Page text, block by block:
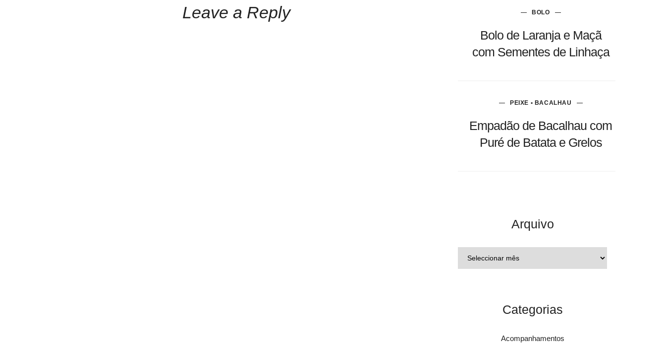
Leave a Reply BOLO
Bolo de Laranja e Maçã
com Sementes de Linhaça
PEIXE • BACALHAU
Empadão de Bacalhau com
Puré de Batata e Grelos
Arquivo
Categorias
Acompanhamentos